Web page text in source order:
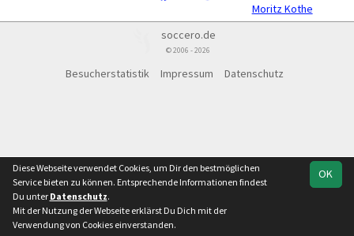
Moritz Kothe
soccero.de
© 2006 - 2026
Besucherstatistik Impressum Datenschutz
OK
Diese Webseite verwendet Cookies, um Dir den bestmöglichen
Service bieten zu können. Entsprechende Informationen findest
Du unter Datenschutz.
Mit der Nutzung der Webseite erklärst Du Dich mit der
Verwendung von Cookies einverstanden.